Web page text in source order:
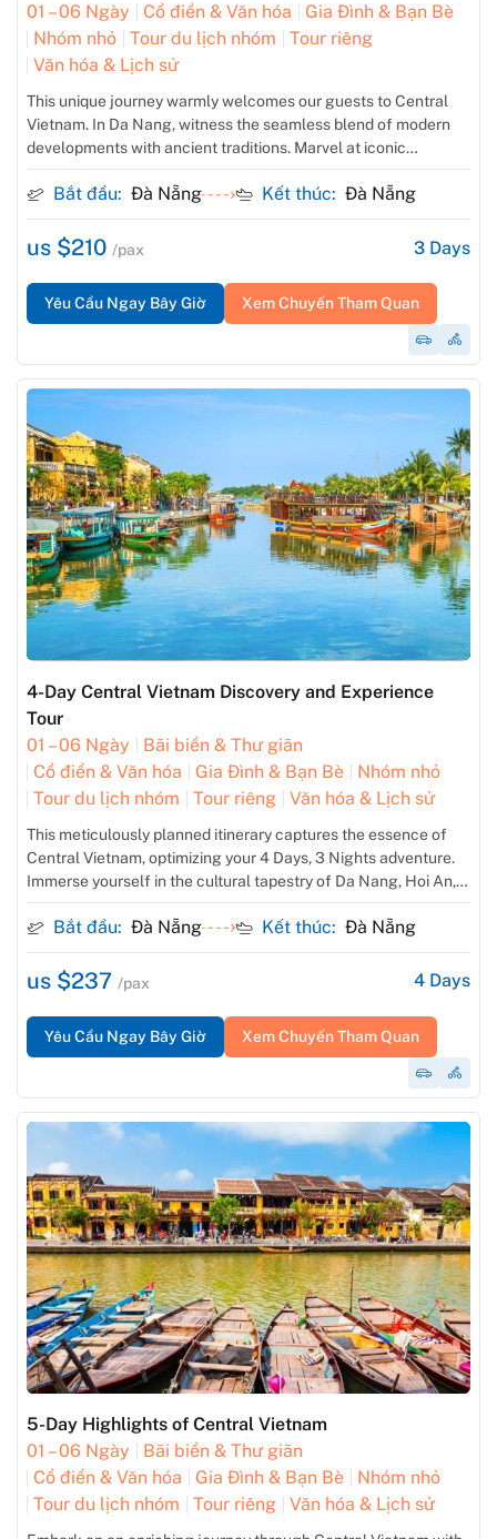
01 – 06 Ngày
Cổ điển & Văn hóa
Gia Đình & Bạn Bè
Nhóm nhỏ
Tour du lịch nhóm
Tour riêng
Văn hóa & Lịch sử
This unique journey warmly welcomes our guests to Central
Vietnam. In Da Nang, witness the seamless blend of modern
developments with ancient traditions. Marvel at iconic
landmarks and savor delicious local cuisine. Hoi An, a
UNESCO World Heritage Site, will transport you back in time
with its well-preserved old town. Stroll through its charming
streets, visit historic sites, and immerse yourself in the local
way of life. This 3-day adventure promises to connect you
deeply to the cultural richness and scenic wonders of Mid-
Vietnam.
Bắt đầu: Đà Nẵng Kết thúc: Đà Nẵng
us $210 /pax 3 Days
Yêu Cầu Ngay Bây Giờ Xem Chuyến Tham Quan
4-Day Central Vietnam Discovery and Experience
Tour
01 – 06 Ngày
Bãi biển & Thư giãn
Cổ điển & Văn hóa
Gia Đình & Bạn Bè
Nhóm nhỏ
Tour du lịch nhóm
Tour riêng Văn hóa & Lịch sử
This meticulously planned itinerary captures the essence of
Central Vietnam, optimizing your 4 Days, 3 Nights adventure.
Immerse yourself in the cultural tapestry of Da Nang, Hoi An,
creating lasting memories of a captivating journey through the
heart of Vietnam
Bắt đầu: Đà Nẵng Kết thúc: Đà Nẵng
us $237 /pax 4 Days
Yêu Cầu Ngay Bây Giờ Xem Chuyến Tham Quan
5-Day Highlights of Central Vietnam
01 – 06 Ngày
Bãi biển & Thư giãn
Cổ điển & Văn hóa
Gia Đình & Bạn Bè
Nhóm nhỏ
Tour du lịch nhóm
Tour riêng Văn hóa & Lịch sử